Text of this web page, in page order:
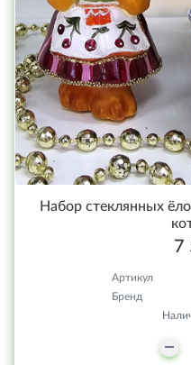
Набор стеклянных
7
Артикул
Бренд